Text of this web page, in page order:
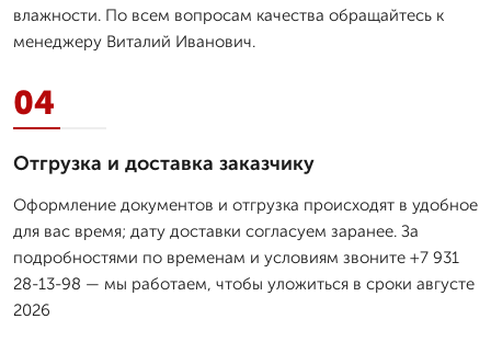
влажности. По всем вопросам качества обращайтесь к
менеджеру Виталий Иванович.
04
Отгрузка и доставка заказчику
Оформление документов и отгрузка происходят в удобное
для вас время; дату доставки согласуем заранее. За
подробностями по временам и условиям звоните +7 931
28-13-98 — мы работаем, чтобы уложиться в сроки августе
2026